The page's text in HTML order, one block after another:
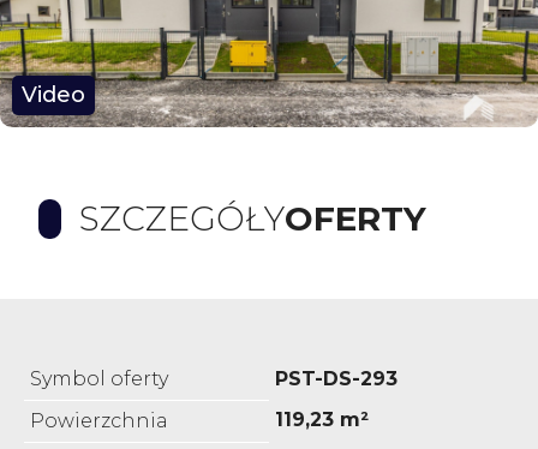
Video
SZCZEGÓŁYOFERTY
Symbol oferty
PST-DS-293
Powierzchnia
119,23 m²